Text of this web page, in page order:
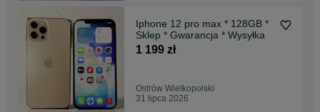
Iphone 12 pro max * 128GB *
Sklep * Gwarancja * Wysyłka
1 199 zł
Ostrów Wielkopolski
31 lipca 2026